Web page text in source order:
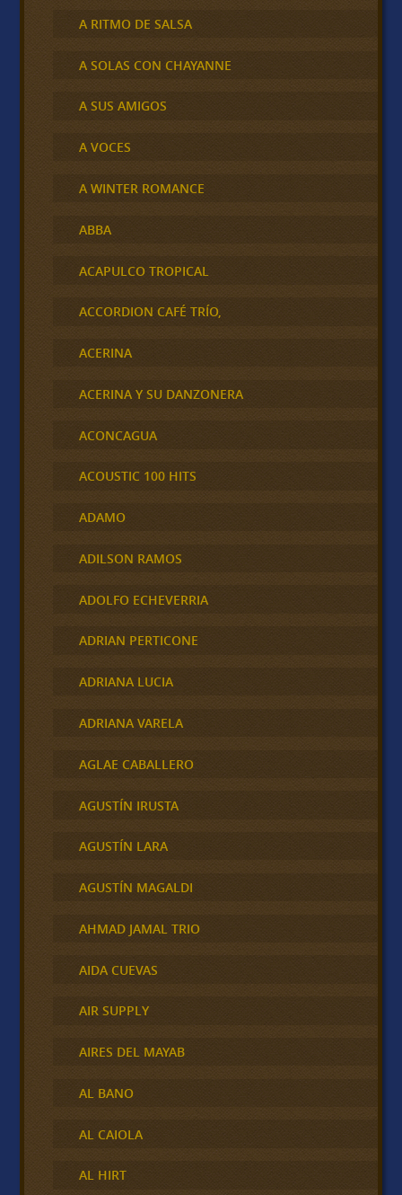
A RITMO DE SALSA
A SOLAS CON CHAYANNE
A SUS AMIGOS
A VOCES
A WINTER ROMANCE
ABBA
ACAPULCO TROPICAL
ACCORDION CAFÉ TRÍO,
ACERINA
ACERINA Y SU DANZONERA
ACONCAGUA
ACOUSTIC 100 HITS
ADAMO
ADILSON RAMOS
ADOLFO ECHEVERRIA
ADRIAN PERTICONE
ADRIANA LUCIA
ADRIANA VARELA
AGLAE CABALLERO
AGUSTÍN IRUSTA
AGUSTÍN LARA
AGUSTÍN MAGALDI
AHMAD JAMAL TRIO
AIDA CUEVAS
AIR SUPPLY
AIRES DEL MAYAB
AL BANO
AL CAIOLA
AL HIRT